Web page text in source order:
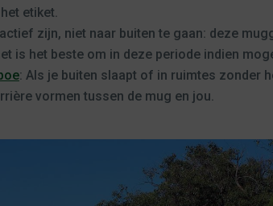
etiket.
zijn, niet naar buiten te gaan: deze
is het beste om in deze periode indien
: Als je buiten slaapt of in ruimtes zonder
vormen tussen de mug en jou.